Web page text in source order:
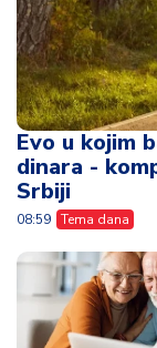
Evo u kojim
dinara -
Srbiji
08:59 Tema dana